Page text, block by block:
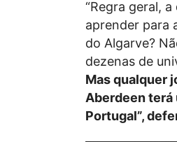
“Regra geral,
aprender para
do Algarve?
dezenas de
Mas qualquer
Aberdeen terá
Portugal”,